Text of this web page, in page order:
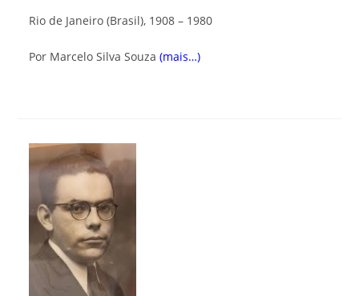
Rio de Janeiro (Brasil), 1908 – 1980
Por Marcelo Silva Souza (mais…)